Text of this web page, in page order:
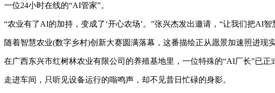
一位24小时在线的“AI管家”。
“农业有了AI的加持，变成了‘开心农场’。”张兴杰发出邀请，“让我们把AI
随着智慧农业(数字乡村)创新大赛圆满落幕，这番描绘正从愿景加速照进现
在广西东兴市红树林农业有限公司的养殖基地里，一位特殊的“AI厂长”已
走进车间，只听见设备运行的嗡鸣声，却不见昔日忙碌的身影。